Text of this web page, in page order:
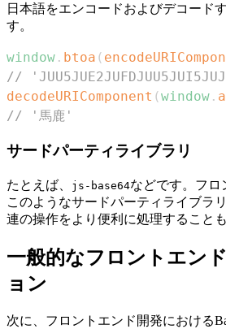
日本語をエンコードおよびデコード
す。
window . btoa (
//
decodeURIComponent (window .
// '馬鹿'
サードパーティライブラリ
たとえば、 js-base64などです。フロ
このようなサードパーティライブラ
連の操作をより便利に処理することも
一般的なフロントエン
ョン
次に、フロントエンド開発における